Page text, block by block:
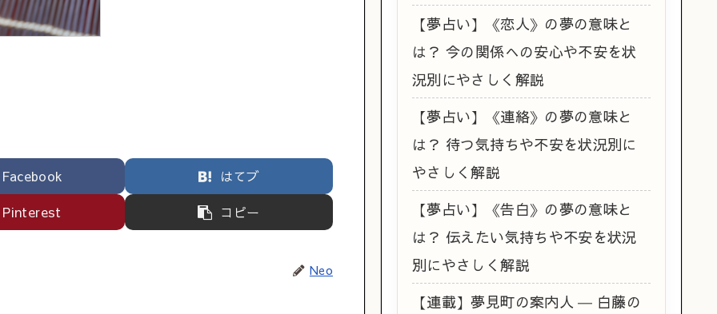
Facebook はてブ
Pinterest コピー
Neo
【夢占い】《恋人》の夢の意味と
は？ 今の関係への安心や不安を状
況別にやさしく解説
【夢占い】《連絡》の夢の意味と
は？ 待つ気持ちや不安を状況別に
やさしく解説
【夢占い】《告白》の夢の意味と
は？ 伝えたい気持ちや不安を状況
別にやさしく解説
【連載】夢見町の案内人 ― 白藤の